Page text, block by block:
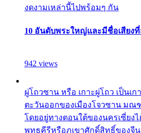
งดงามเหล่านี้ไปพร้อมๆ กัน
10 อันดับพระใหญ่และมีชื่อเสียง
942 views
ผู่โถวซาน หรือ เกาะผู่โถว เป็นเ
ตะวันออกของเมืองโจวซาน มณฑ
โดยอยู่ทางตอนใต้ของนครเซี่ยงไ
พุทธคีรีหรือภูเขาศักดิ์สิทธิ์ของจี